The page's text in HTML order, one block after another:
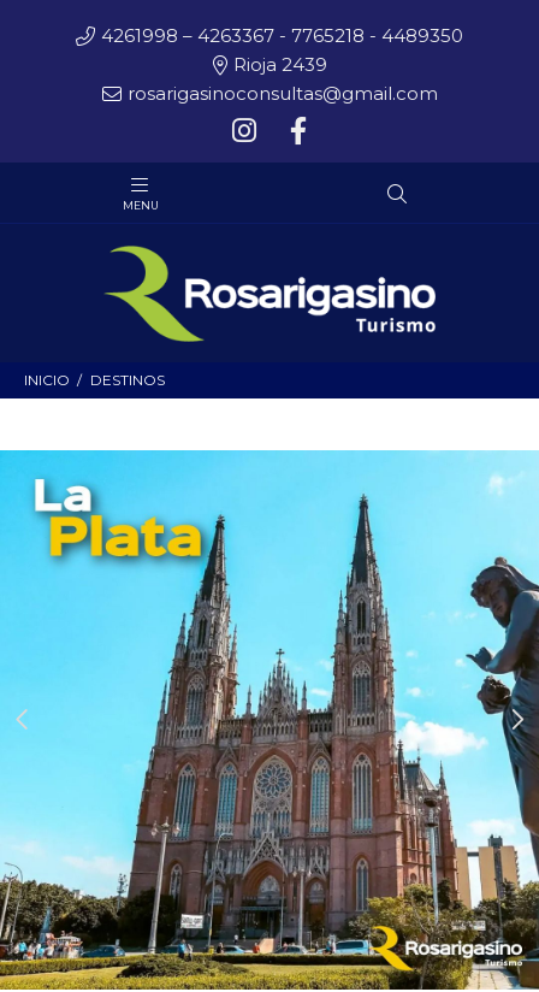
4261998 – 4263367 - 7765218 - 4489350
Rioja 2439
rosarigasinoconsultas@gmail.com
INICIO DESTINOS